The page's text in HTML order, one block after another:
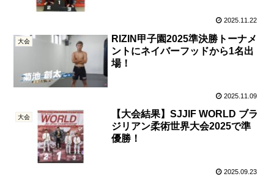
2025.11.22
大会
RIZIN甲子園2025準決勝トーナメ
ントにネイバーフッドから1名出
場！
2025.11.09
大会
【大会結果】SJJIF WORLD ブラ
ジリアン柔術世界大会2025で準
優勝！
2025.09.23